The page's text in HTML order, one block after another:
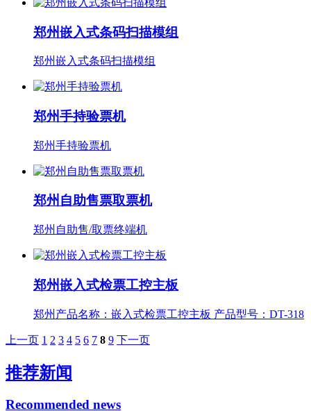
郑州嵌入式条码扫描模组
郑州嵌入式条码扫描模组
郑州手持验票机
郑州手持验票机
郑州自助售票取票机
郑州自助售/取票终端机
郑州嵌入式检票工控主板
郑州产品名称：嵌入式检票工控主板 产品型号：DT-318
上一页 1 2 3 4 5 6 7 8 9 下一页
推荐新闻
Recommended news